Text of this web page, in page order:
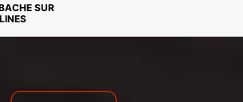
SUR